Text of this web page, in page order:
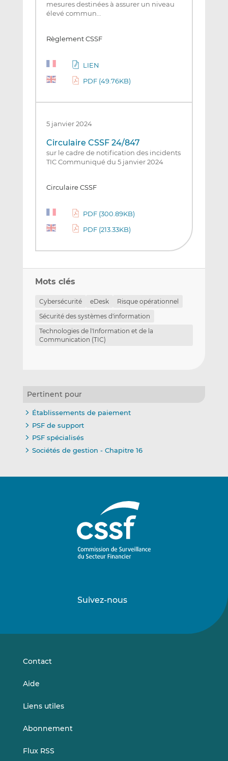
mesures destinées à assurer un niveau
élevé commun…
Règlement CSSF
LIEN
PDF (49.76KB)
5 janvier 2024
Circulaire CSSF 24/847
sur le cadre de notification des incidents
TIC Communiqué du 5 janvier 2024
Circulaire CSSF
PDF (300.89KB)
PDF (213.33KB)
Mots clés
Cybersécurité eDesk
Risque opérationnel
Sécurité des systèmes d'information
Technologies de l'Information et de la
Communication (TIC)
Pertinent pour
Établissements de paiement
PSF de support
PSF spécialisés
Sociétés de gestion - Chapitre 16
Suivez-nous
sursur
Contact
Aide
Liens utiles
Abonnement
Flux RSS